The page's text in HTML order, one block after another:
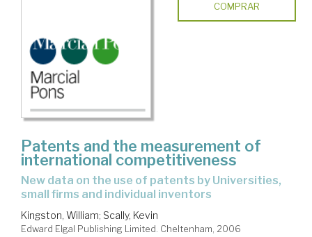
COMPRAR
Patents and the measurement of
international competitiveness
new data on the use of patents by Universities,
small firms and individual inventors
Kingston, William; Scally, Kevin
Edward Elgal Publishing Limited. Cheltenham, 2006